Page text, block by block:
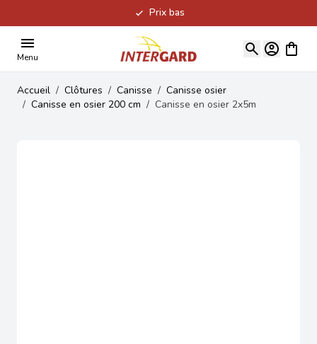
Prix bas
Menu
Voir
Accueil / Clôtures / Canisse / Canisse osier
/ Canisse en osier 200 cm / Canisse en osier 2x5m